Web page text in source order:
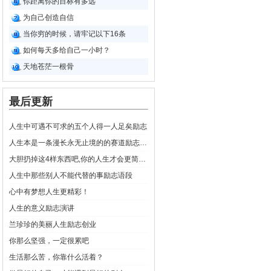
为自己创造自信
当你穷的时候，请牢记以下16条
如何每天多给自己一小时？
天地苍茫一根骨
最后更新
人生中可遇不可求的五个人得一人足矣励志
人生本是一条漫长永无止境的的赛道励志感悟
大胆扔掉这4样东西吧,你的人生才会更简单励志人生感悟
人生中那些别人不能代替的事励志语段
心中有梦想人生更精彩！
人生的意义励志演讲
兰珍珍的美丽人生励志创业
你那么坚强，一定很累吧
生活那么苦，你靠什么活着？